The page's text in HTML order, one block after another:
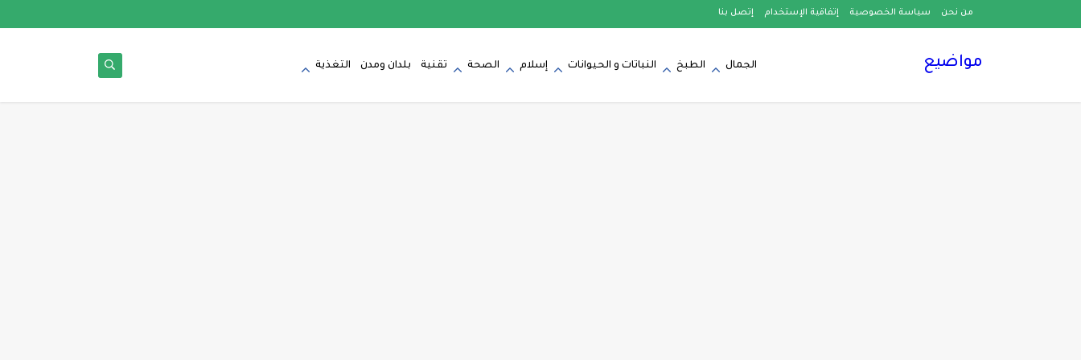
من نحن سياسة الخصوصية إتفاقية الإستخدام إتصل بنا
مواضيع الجمال الطبخ النباتات و الحيوانات إسلام الصحة تقنية بلدان ومدن التغذية